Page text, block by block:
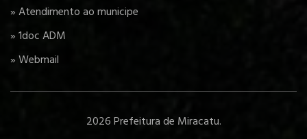
» Atendimento ao municipe
» 1doc ADM
» Webmail
2026 Prefeitura de Miracatu.